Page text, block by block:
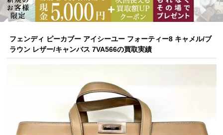
宅配買取を申し込む
無料の宅配キットをお届けします
今すぐ電話査定
受付時間 10:00～19:00
小田急新宿店 LAB東京 名古屋大須店
なんば店 神戸元町(三宮)店
中野ブロードウェイ
フェンディ ピーカブー アイシーユー フォーティー8 キャメル/ブ
ラウン レザー/キャンバス 7VA566の買取実績